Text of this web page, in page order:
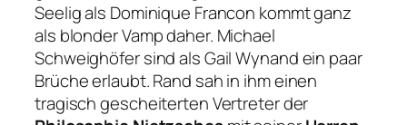
Seelig als Dominique Francon kommt ganz
als blonder Vamp daher. Michael
Schweighöfer sind als Gail Wynand ein paar
Brüche erlaubt. Rand sah in ihm einen
tragisch gescheiterten Vertreter der